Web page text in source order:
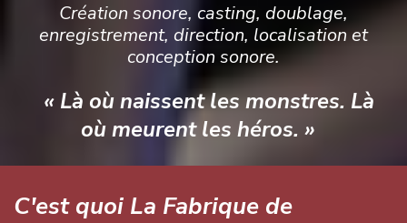
Création sonore, casting, doublage,
enregistrement, direction, localisation et
conception sonore.
« Là où naissent les monstres. Là
où meurent les héros. »
C'est quoi La Fabrique de